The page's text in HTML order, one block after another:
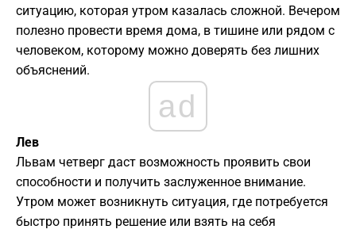
ситуацию, которая утром казалась сложной. Вечером
полезно провести время дома, в тишине или рядом с
человеком, которому можно доверять без лишних
объяснений.
ad
Лев
Львам четверг даст возможность проявить свои
способности и получить заслуженное внимание.
Утром может возникнуть ситуация, где потребуется
быстро принять решение или взять на себя